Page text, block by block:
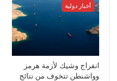
أخبار دولية
انفراج وشيك لأزمة هرمز
وواشنطن تتخوف من نتائج